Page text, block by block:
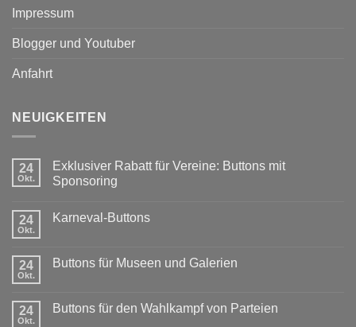
Impressum
Blogger und Youtuber
Anfahrt
NEUIGKEITEN
24
Okt.
Exklusiver Rabatt für Vereine: Buttons mit
Sponsoring
zu
Vereine:
24
Okt.
Karneval-Buttons
Karneval-
24
Okt.
Buttons für Museen und Galerien
Buttons
24
Okt.
Buttons für den Wahlkampf von Parteien